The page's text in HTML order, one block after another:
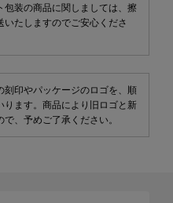
装の商品に関しましては、擦
たしますのでご安心くださ
刻印やパッケージのロゴを、順
ります。商品により旧ロゴと新
、予めご了承ください。